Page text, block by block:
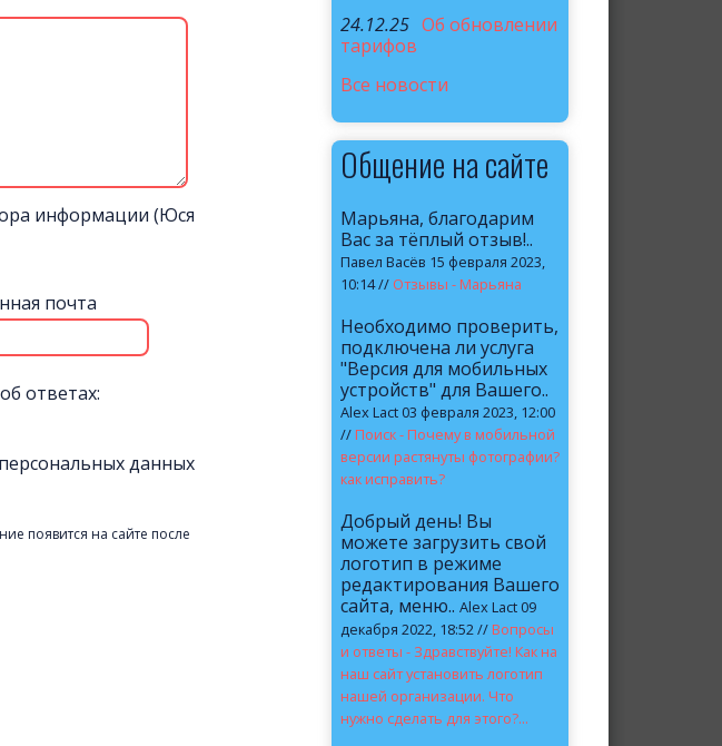
информации (Юся
почта
ответах:
данных
появится на сайте после
24.12.25 Об обновлении
тарифов
Все новости
Общение на сайте
Марьяна, благодарим
Вас за тёплый отзыв!..
Павел Васёв 15 февраля 2023,
10:14 // Отзывы - Марьяна
Необходимо проверить,
подключена ли услуга
"Версия для мобильных
устройств" для Вашего..
Alex Lact 03 февраля 2023, 12:00
// Поиск - Почему в мобильной
версии растянуты фотографии?
как исправить?
Добрый день! Вы
можете загрузить свой
логотип в режиме
редактирования Вашего
сайта, меню.. Alex Lact 09
декабря 2022, 18:52 // Вопросы
и ответы - Здравствуйте! Как на
наш сайт установить логотип
нашей организации. Что
нужно сделать для этого?...